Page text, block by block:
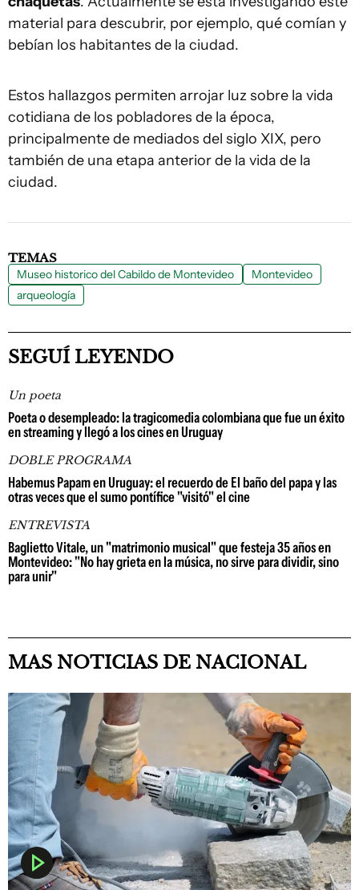
material para descubrir, por ejemplo, qué comían y
bebían los habitantes de la ciudad.
Estos hallazgos permiten arrojar luz sobre la vida
cotidiana de los pobladores de la época,
principalmente de mediados del siglo XIX, pero
también de una etapa anterior de la vida de la
ciudad.
TEMAS
Museo historico del Cabildo de Montevideo
Montevideo
arqueología
SEGUÍ LEYENDO
Un poeta
Poeta o desempleado: la tragicomedia colombiana que fue un éxito
en streaming y llegó a los cines en Uruguay
DOBLE PROGRAMA
Habemus Papam en Uruguay: el recuerdo de El baño del papa y las
otras veces que el sumo pontífice "visitó" el cine
ENTREVISTA
Baglietto Vitale, un "matrimonio musical" que festeja 35 años en
Montevideo: "No hay grieta en la música, no sirve para dividir, sino
para unir"
MAS NOTICIAS DE NACIONAL